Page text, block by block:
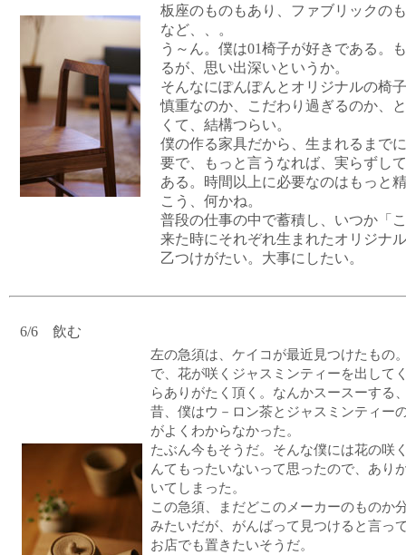
板座のものもあり、ファブリックの
など、、。
う～ん。僕は01椅子が好きである。
るが、思い出深いというか。
そんなにぽんぽんとオリジナルの椅
慎重なのか、こだわり過ぎるのか、
くて、結構つらい。
僕の作る家具だから、生まれるまで
要で、もっと言うなれば、実らずし
ある。時間以上に必要なのはもっと
こう、何かね。
普段の仕事の中で蓄積し、いつか「
来た時にそれぞれ生まれたオリジナ
乙つけがたい。大事にしたい。
6/6 飲む
左の急須は、ケイコが最近見つけたもの
で、花が咲くジャスミンティーを出して
らありがたく頂く。なんかスースーする
昔、僕はウ－ロン茶とジャスミンティー
がよくわからなかった。
たぶん今もそうだ。そんな僕には花の咲
んてもったいないって思ったので、あり
いてしまった。
この急須、まだどこのメーカーのものか
みたいだが、がんばって見つけると言っ
お店でも置きたいそうだ。